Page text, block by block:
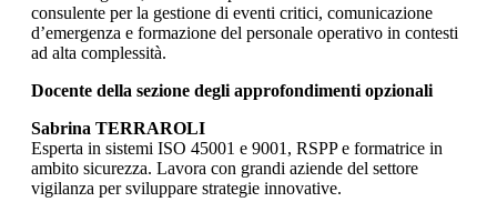
consulente per la gestione di eventi critici, comunicazione
d’emergenza e formazione del personale operativo in contesti
ad alta complessità.
Docente della sezione degli approfondimenti opzionali
Sabrina TERRAROLI
Esperta in sistemi ISO 45001 e 9001, RSPP e formatrice in
ambito sicurezza. Lavora con grandi aziende del settore
vigilanza per sviluppare strategie innovative.